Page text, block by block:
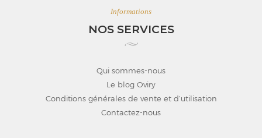
Informations
NOS SERVICES
Qui sommes-nous
Le blog Oviry
Conditions générales de vente et d’utilisation
Contactez-nous